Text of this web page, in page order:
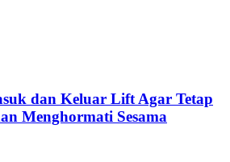
dan Keluar Lift Agar Tetap
Menghormati Sesama